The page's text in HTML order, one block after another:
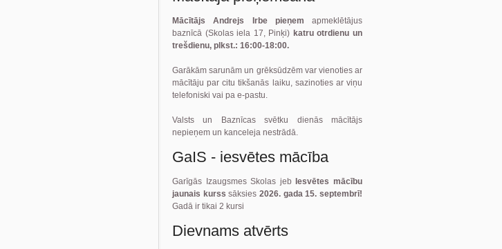
Mācītājs Andrejs Irbe pieņem apmeklētājus
baznīcā (Skolas iela 17, Pinķi) katru otrdienu un
trešdienu, plkst.: 16:00-18:00.
Garākām sarunām un grēksūdzēm var vienoties ar
mācītāju par citu tikšanās laiku, sazinoties ar viņu
telefoniski vai pa e-pastu.
Valsts un Baznīcas svētku dienās mācītājs
nepieņem un kanceleja nestrādā.
GaIS - iesvētes mācība
Garīgās Izaugsmes Skolas jeb
Iesvētes mācību
jaunais kurss sāksies2026. gada 15. septembrī!
Gadā ir tikai 2 kursi
Dievnams atvērts